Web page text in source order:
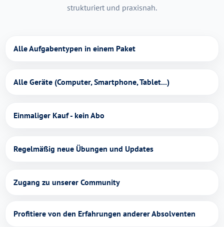
strukturiert und praxisnah.
Alle Aufgabentypen in einem Paket
Alle Geräte (Computer, Smartphone, Tablet...)
Einmaliger Kauf - kein Abo
Regelmäßig neue Übungen und Updates
Zugang zu unserer Community
Profitiere von den Erfahrungen anderer Absolventen